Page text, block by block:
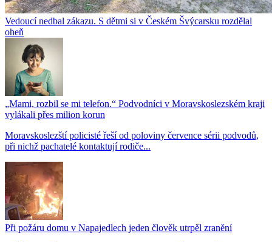
Vedoucí nedbal zákazu. S dětmi si v Českém Švýcarsku rozdělal
oheň
„Mami, rozbil se mi telefon.“ Podvodníci v Moravskoslezském kraji
vylákali přes milion korun
Moravskoslezští policisté řeší od poloviny července sérii podvodů,
při nichž pachatelé kontaktují rodiče...
Při požáru domu v Napajedlech jeden člověk utrpěl zranění